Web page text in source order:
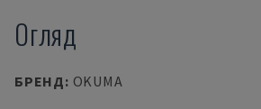
Огляд
БРЕНД: OKUMA